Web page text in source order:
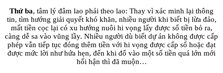
Thứ ba, tâm lý đâm lao phải theo lao: Thay vì xác minh lại thông
tin, tìm hướng giải quyết khó khăn, nhiều người khi biết bị lừa đảo,
mất tiền cọc lại có xu hướng nuôi hi vọng lấy được số tiền bỏ ra,
càng dễ sa vào vũng lầy. Nhiều người dù biết dự án không được cấp
phép vẫn tiếp tục đóng thêm tiền với hi vọng được cấp sổ hoặc đạt
được mức lời như hứa hẹn, đến khi đổ vào một số tiền quá lớn mới
hối hận thì đã muộn…